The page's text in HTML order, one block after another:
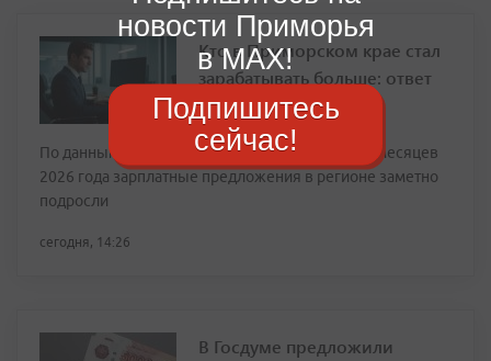
Кто в Приморском крае стал
зарабатывать больше: ответ
По данным аналитиков hh.ru, за первые шесть месяцев
2026 года зарплатные предложения в регионе заметно
подросли
сегодня, 14:26
В Госдуме предложили
новости Приморья
в MAX!
Подпишитесь
сейчас!